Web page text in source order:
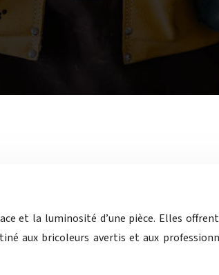
et la luminosité d’une pièce. Elles
aux bricoleurs avertis et aux